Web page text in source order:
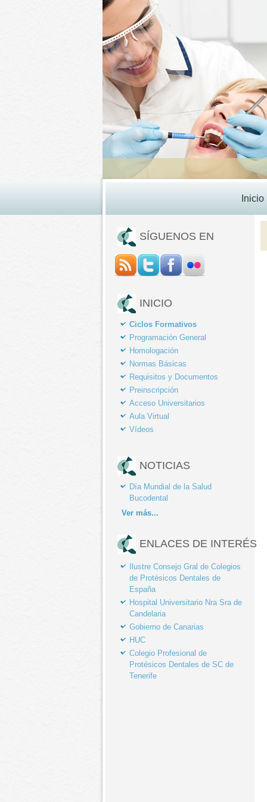
Inicio
SÍGUENOS EN
INICIO
Ciclos Formativos
Programación General
Homologación
Normas Básicas
Requisitos y Documentos
Preinscripción
Acceso Universitarios
Aula Virtual
Vídeos
NOTICIAS
Día Mundial de la Salud
Bucodental
Ver más...
ENLACES DE INTERÉS
Ilustre Consejo Gral de Colegios
de Protésicos Dentales de
España
Hospital Universitario Nra Sra de
Candelaria
Gobierno de Canarias
HUC
Colegio Profesional de
Protésicos Dentales de SC de
Tenerife